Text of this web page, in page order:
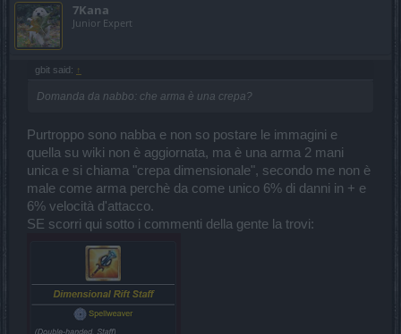
7Kana
Junior Expert
gbit said: ↑
Domanda da nabbo: che arma è una crepa?
Purtroppo sono nabba e non so postare le immagini e
quella su wiki non è aggiornata, ma è una arma 2 mani
unica e si chiama "crepa dimensionale", secondo me non è
male come arma perchè da come unico 6% di danni in + e
6% velocità d'attacco.
SE scorri qui sotto i commenti della gente la trovi: